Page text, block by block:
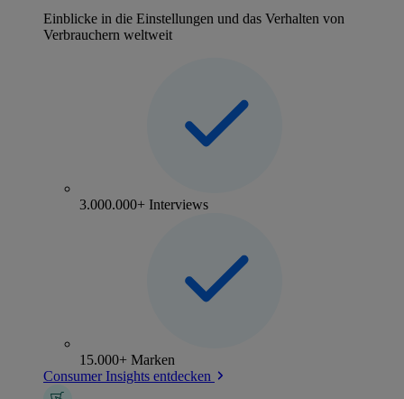
Einblicke in die Einstellungen und das Verhalten von
Verbrauchern weltweit
3.000.000+ Interviews
15.000+ Marken
Consumer Insights entdecken